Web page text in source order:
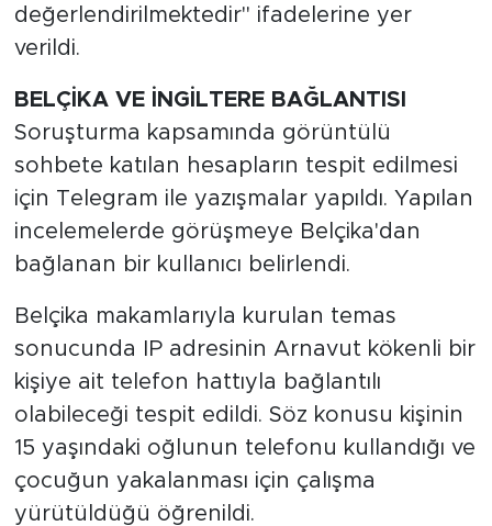
değerlendirilmektedir" ifadelerine yer
verildi.
BELÇİKA VE İNGİLTERE BAĞLANTISI
Soruşturma kapsamında görüntülü
sohbete katılan hesapların tespit edilmesi
için Telegram ile yazışmalar yapıldı. Yapılan
incelemelerde görüşmeye Belçika'dan
bağlanan bir kullanıcı belirlendi.
Belçika makamlarıyla kurulan temas
sonucunda IP adresinin Arnavut kökenli bir
kişiye ait telefon hattıyla bağlantılı
olabileceği tespit edildi. Söz konusu kişinin
15 yaşındaki oğlunun telefonu kullandığı ve
çocuğun yakalanması için çalışma
yürütüldüğü öğrenildi.